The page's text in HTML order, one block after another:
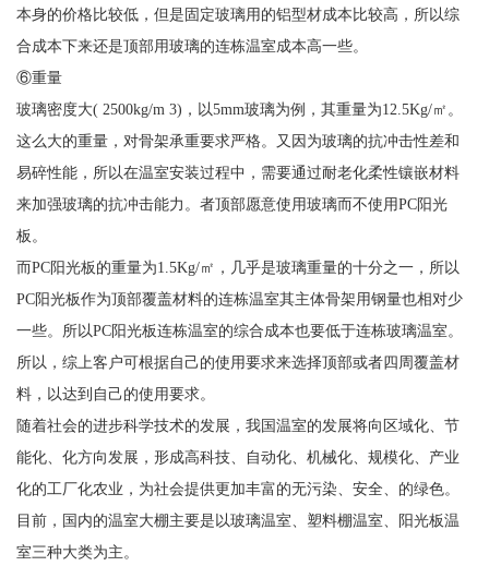
本身的价格比较低，但是固定玻璃用的铝型材成本比较高，所以综
合成本下来还是顶部用玻璃的连栋温室成本高一些。
⑥重量
玻璃密度大( 2500kg/m 3)，以5mm玻璃为例，其重量为12.5Kg/㎡。
这么大的重量，对骨架承重要求严格。又因为玻璃的抗冲击性差和
易碎性能，所以在温室安装过程中，需要通过耐老化柔性镶嵌材料
来加强玻璃的抗冲击能力。者顶部愿意使用玻璃而不使用PC阳光
板。
而PC阳光板的重量为1.5Kg/㎡，几乎是玻璃重量的十分之一，所以
PC阳光板作为顶部覆盖材料的连栋温室其主体骨架用钢量也相对少
一些。所以PC阳光板连栋温室的综合成本也要低于连栋玻璃温室。
所以，综上客户可根据自己的使用要求来选择顶部或者四周覆盖材
料，以达到自己的使用要求。
随着社会的进步科学技术的发展，我国温室的发展将向区域化、节
能化、化方向发展，形成高科技、自动化、机械化、规模化、产业
化的工厂化农业，为社会提供更加丰富的无污染、安全、的绿色。
目前，国内的温室大棚主要是以玻璃温室、塑料棚温室、阳光板温
室三种大类为主。